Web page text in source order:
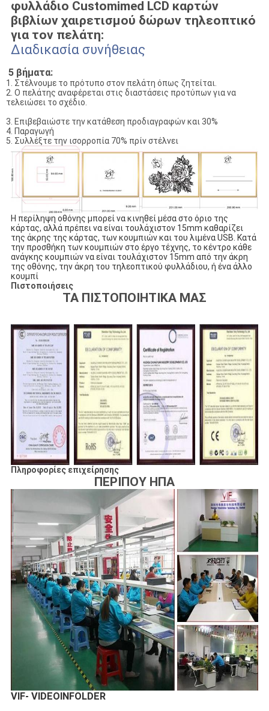
φυλλάδιο Customimed LCD καρτών
βιβλίων χαιρετισμού δώρων τηλεοπτικό
για τον πελάτη:
Διαδικασία συνήθειας
5 βήματα:
1. Στέλνουμε το πρότυπο στον πελάτη όπως ζητείται.
2. Ο πελάτης αναφέρεται στις διαστάσεις προτύπων για να
τελειώσει το σχέδιο.
3. Επιβεβαιώστε την κατάθεση προδιαγραφών και 30%
4. Παραγωγή
5. Συλλέξτε την ισορροπία 70% πρίν στέλνει
Η περίληψη οθόνης μπορεί να κινηθεί μέσα στο όριο της
κάρτας, αλλά πρέπει να είναι τουλάχιστον 15mm καθαρίζει
της άκρης της κάρτας, των κουμπιών και του λιμένα USB. Κατά
την προσθήκη των κουμπιών στο έργο τέχνης, το κέντρο κάθε
ανάγκης κουμπιών να είναι τουλάχιστον 15mm από την άκρη
της οθόνης, την άκρη του τηλεοπτικού φυλλάδιου, ή ένα άλλο
κουμπί
Πιστοποιήσεις
ΤΑ ΠΙΣΤΟΠΟΙΗΤΙΚΑ ΜΑΣ
Πληροφορίες επιχείρησης
ΠΕΡΙΠΟΥ ΗΠΑ
VIF- VIDEOINFOLDER